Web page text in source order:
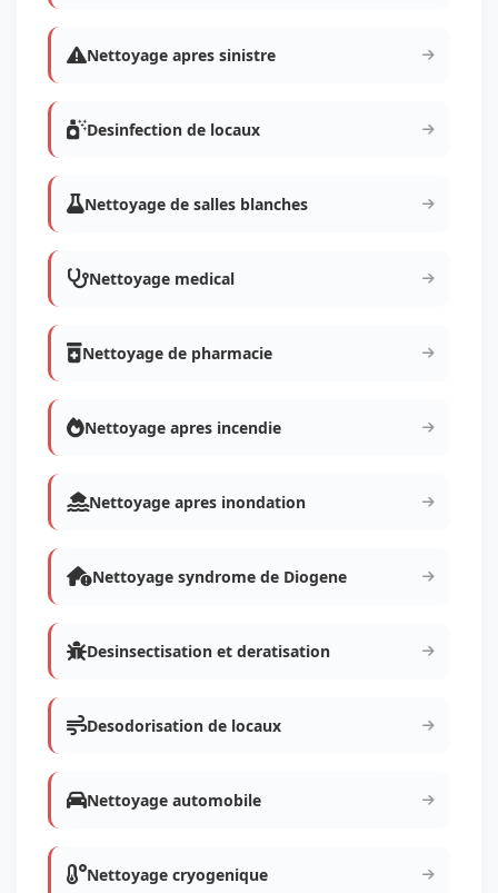
Nettoyage apres sinistre
Desinfection de locaux
Nettoyage de salles blanches
Nettoyage medical
Nettoyage de pharmacie
Nettoyage apres incendie
Nettoyage apres inondation
Nettoyage syndrome de Diogene
Desinsectisation et deratisation
Desodorisation de locaux
Nettoyage automobile
Nettoyage cryogenique